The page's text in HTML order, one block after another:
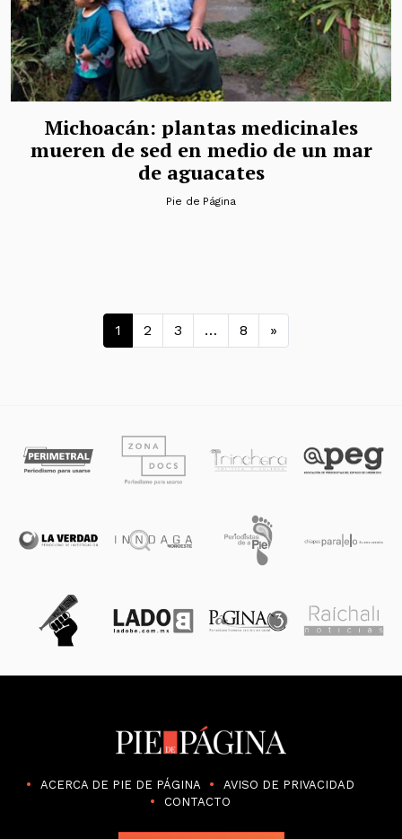
Michoacán: plantas medicinales
mueren de sed en medio de un mar
de aguacates
Pie de Página
Navegación de entradas
1 2 3 … 8 »
ACERCA DE PIE DE PÁGINA
AVISO DE PRIVACIDAD
CONTACTO